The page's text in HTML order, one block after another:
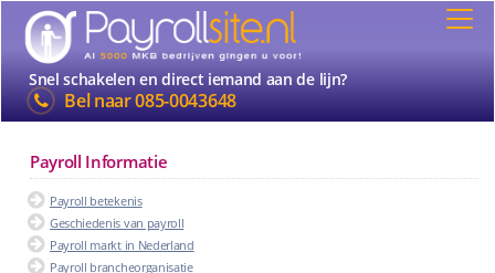
Snel schakelen en direct iemand aan de lijn?
Bel naar085-0043648
Payroll Informatie
Payroll betekenis
Geschiedenis van payroll
Payroll markt in Nederland
Payroll brancheorganisatie